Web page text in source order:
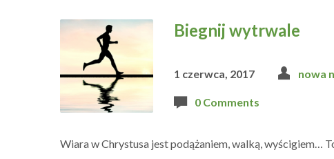
Biegnij wytrwale
1 czerwca, 2017 nowa
0 Comments
Wiara w Chrystusa jest podążaniem, walką, wyścigiem…